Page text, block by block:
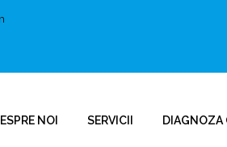
NOI SERVICII DIAGNOZA